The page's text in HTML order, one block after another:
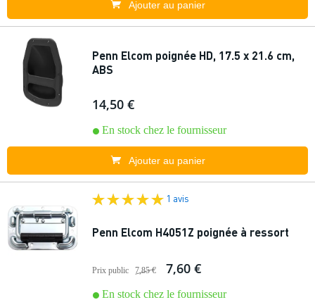
Ajouter au panier
Penn Elcom poignée HD, 17.5 x 21.6 cm,
ABS
14,50 €
En stock chez le fournisseur
Ajouter au panier
1 avis
Penn Elcom H4051Z poignée à ressort
Prix public 7,85 € 7,60 €
En stock chez le fournisseur